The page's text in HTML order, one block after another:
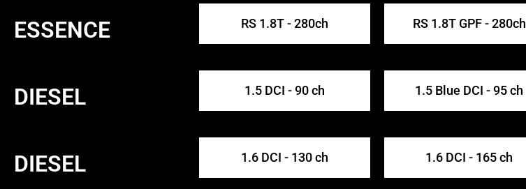
ESSENCE RS 1.8T - 280ch RS 1.8T GPF - 280ch
DIESEL 1.5 DCI - 90 ch 1.5 Blue DCI - 95 ch
DIESEL 1.6 DCI - 130 ch 1.6 DCI - 165 ch